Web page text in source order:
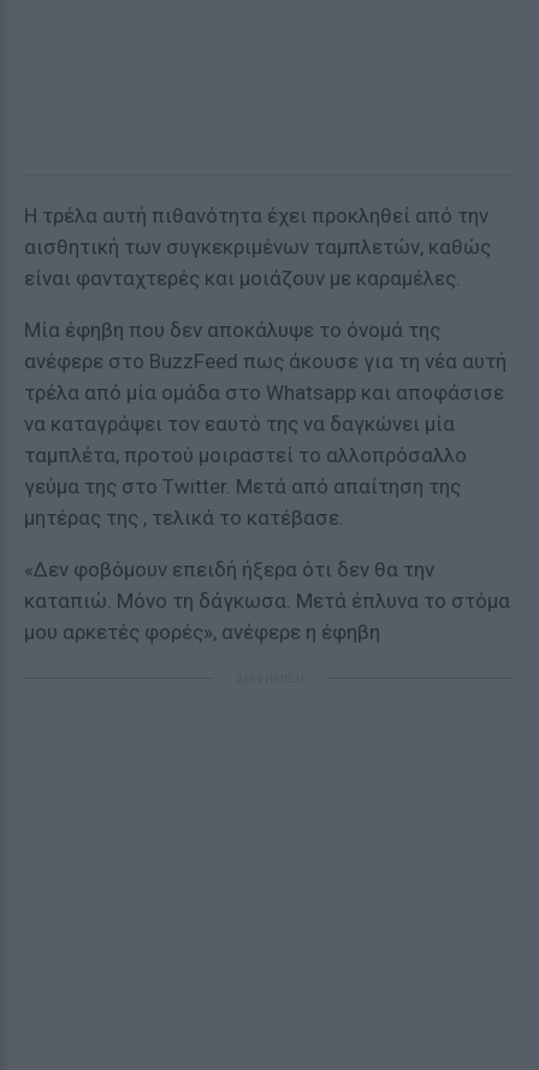
Η τρέλα αυτή πιθανότητα έχει προκληθεί από την
αισθητική των συγκεκριμένων ταμπλετών, καθώς
είναι φανταχτερές και μοιάζουν με καραμέλες.
Μία έφηβη που δεν αποκάλυψε το όνομά της
ανέφερε στο BuzzFeed πως άκουσε για τη νέα αυτή
τρέλα από μία ομάδα στο Whatsapp και αποφάσισε
να καταγράψει τον εαυτό της να δαγκώνει μία
ταμπλέτα, προτού μοιραστεί το αλλοπρόσαλλο
γεύμα της στο Twitter. Μετά από απαίτηση της
μητέρας της , τελικά το κατέβασε.
«Δεν φοβόμουν επειδή ήξερα ότι δεν θα την
καταπιώ. Μόνο τη δάγκωσα. Μετά έπλυνα το στόμα
μου αρκετές φορές», ανέφερε η έφηβη